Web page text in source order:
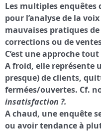
Les multiples
pour l’analyse de la
mauvaises pratiques
corrections ou de
C’est une approche
A froid, elle représente
presque) de clients,
fermées/ouvertes. Cf.
insatisfaction ?.
A chaud, une enquête
ou avoir tendance à